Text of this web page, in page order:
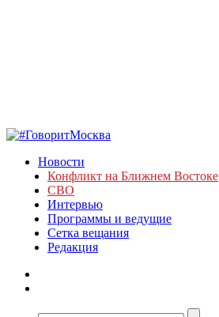
Новости
Конфликт на Ближнем Востоке
СВО
Интервью
Программы и ведущие
Сетка вещания
Редакция